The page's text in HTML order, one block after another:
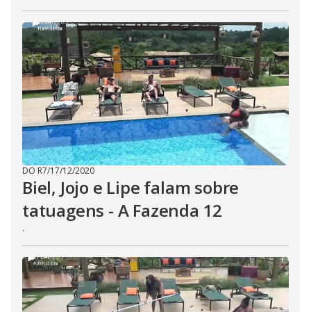
DO R7/17/12/2020
Biel, Jojo e Lipe falam sobre
tatuagens - A Fazenda 12
.